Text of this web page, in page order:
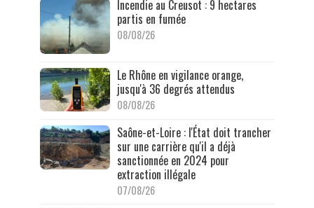
Incendie au Creusot : 9 hectares
partis en fumée
08/08/26
Le Rhône en vigilance orange,
jusqu'à 36 degrés attendus
08/08/26
Saône-et-Loire : l'État doit trancher
sur une carrière qu'il a déjà
sanctionnée en 2024 pour
extraction illégale
07/08/26